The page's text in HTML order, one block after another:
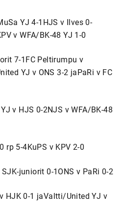
YJ 4-1HJS v Ilves 0-
v WFA/BK-48 YJ 1-0
7-1FC Peltirumpu v
YJ v ONS 3-2 jaPaRi v FC
v HJS 0-2NJS v WFA/BK-48
rp 5-4KuPS v KPV 2-0
juniorit 0-1ONS v PaRi 0-2
HJK 0-1 jaValtti/United YJ v